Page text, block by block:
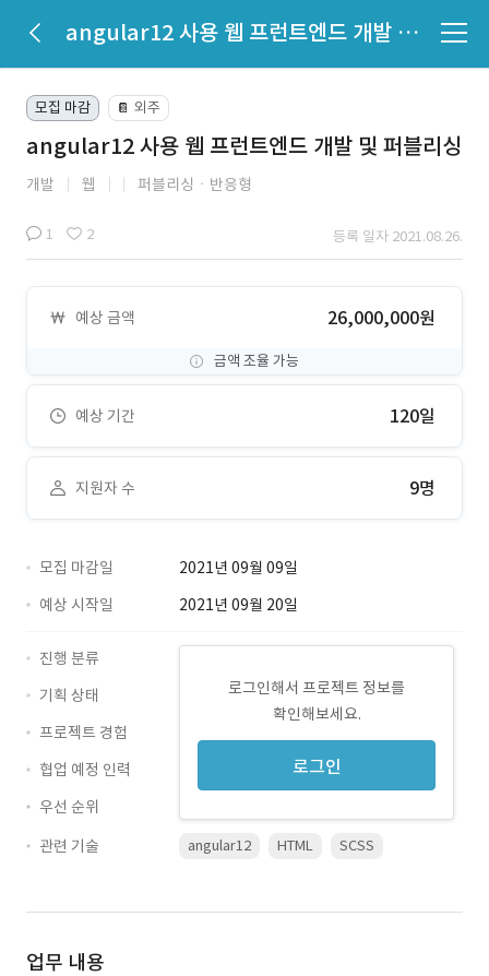
angular12 사용 웹 프런트엔드 개발 및 퍼블리싱
모집 마감 📔 외주
angular12 사용 웹 프런트엔드 개발 및 퍼블리싱
개발 웹 퍼블리싱ㆍ반응형
1 2 등록 일자 2021.08.26.
예상 금액 26,000,000원
금액 조율 가능
예상 기간 120일
지원자 수 9명
모집 마감일
2021년 09월 09일
예상 시작일
2021년 09월 20일
로그인해서 프로젝트 정보를
확인해보세요.
로그인
진행 분류
기획 상태
프로젝트 경험
협업 예정 인력
우선 순위
관련 기술
angular12 HTML SCSS
업무 내용